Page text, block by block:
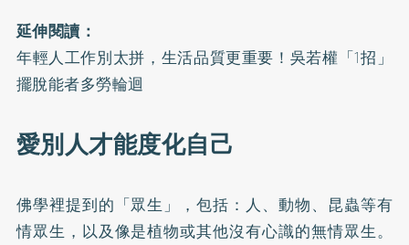
延伸閱讀：
年輕人工作別太拼，生活品質更重要！吳若權「1招」
擺脫能者多勞輪迴
愛別人才能度化自己
佛學裡提到的「眾生」，包括：人、動物、昆蟲等有
情眾生，以及像是植物或其他沒有心識的無情眾生。